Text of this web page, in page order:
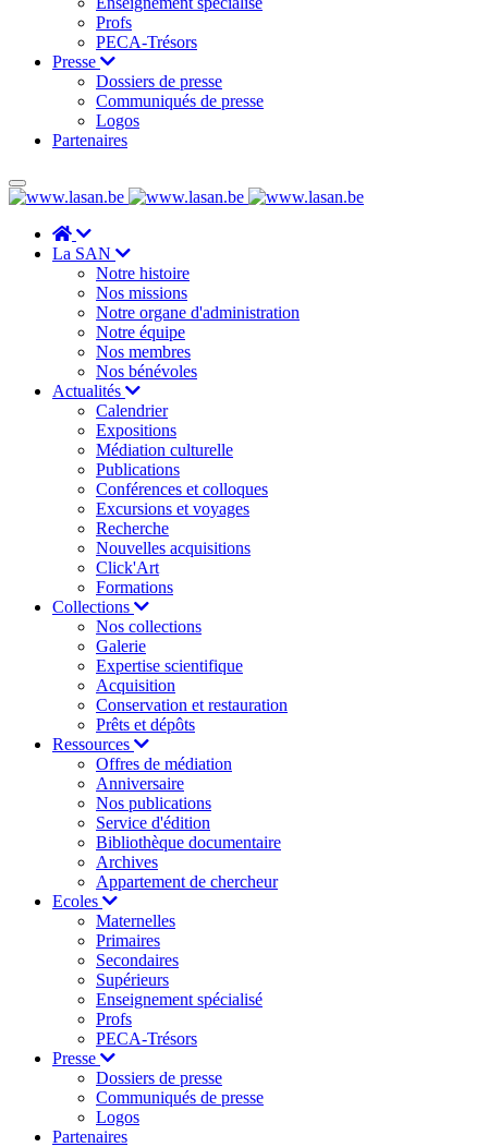
Profs
PECA-Trésors
Presse
Dossiers de presse
Communiqués de presse
Logos
Partenaires
La SAN
Notre histoire
Nos missions
Notre organe d'administration
Notre équipe
Nos membres
Nos bénévoles
Actualités
Calendrier
Expositions
Médiation culturelle
Publications
Conférences et colloques
Excursions et voyages
Recherche
Nouvelles acquisitions
Click'Art
Formations
Collections
Nos collections
Galerie
Expertise scientifique
Acquisition
Conservation et restauration
Prêts et dépôts
Ressources
Offres de médiation
Anniversaire
Nos publications
Service d'édition
Bibliothèque documentaire
Archives
Appartement de chercheur
Ecoles
Maternelles
Primaires
Secondaires
Supérieurs
Enseignement spécialisé
Profs
PECA-Trésors
Presse
Dossiers de presse
Communiqués de presse
Logos
Partenaires